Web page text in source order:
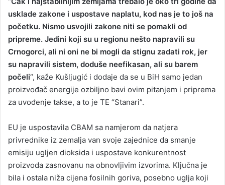
usklade zakone i uspostave naplatu, kod nas je to još na
početku. Nismo usvojili zakone niti se pomakli od
pripreme. Jedini koji su u regionu nešto napravili su
Crnogorci, ali ni oni ne bi mogli da stignu zadati rok, jer
su napravili sistem, doduše neefikasan, ali su barem
počeli“, kaže Kušljugić i dodaje da se u BiH samo jedan
proizvođač energije ozbiljno bavi ovim pitanjem i priprema
za uvođenje takse, a to je TE “Stanari”.
EU je uspostavila CBAM sa namjerom da natjera
privrednike iz zemalja van svoje zajednice da smanje
emisiju ugljen dioksida i uspostave konkurentnost
proizvoda zasnovanu na obnovljivim izvorima. Ključna je
bila i ostala niža cijena fosilnih goriva, posebno uglja koji